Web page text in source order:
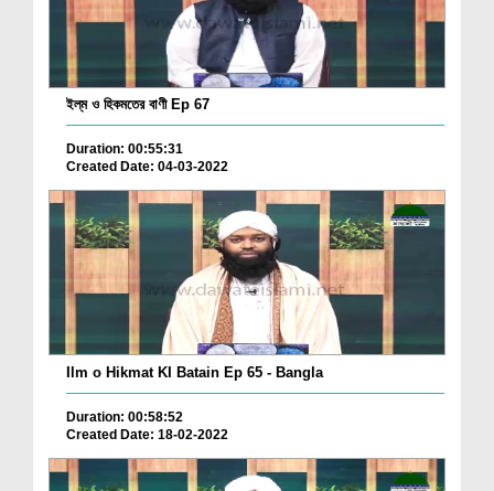
ইল্‌ম ও হিকমতের বাণী Ep 67
Duration: 00:55:31
Created Date: 04-03-2022
Ilm o Hikmat KI Batain Ep 65 - Bangla
Duration: 00:58:52
Created Date: 18-02-2022